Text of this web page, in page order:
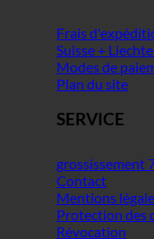
Frais
Suisse +
Modes de
Plan du site
SERVICE
grossissement
Contact
Mentions
Protection des
Révocation